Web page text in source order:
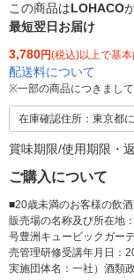
この商品はLOHACO
最短翌日お届け
3,780円(税込)以上で基
配送料について
※一部の商品につきまし
在庫確認住所：東京都
賞味期限/使用期限・
ご購入について
■20歳未満のお客様の飲
販売場の名称及び所在地
号豊洲キュービックガー
売管理研修受講年月日：
実施団体名：一社）酒類